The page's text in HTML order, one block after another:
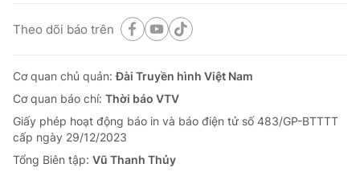
Giải sao mai
Âm nhạc
Du lịch
Làm đẹp
Chất lượng cuộc sống
Tuyển sinh
Học trực tuyến
Công nghệ
Hitech Công nghệ tương lai
Sản phẩm
Giao lưu trực tuyến
Theo dõi báo trên
Cơ quan chủ quản:Đài Truyền hình Việt Nam
Cơ quan báo chí: Thời báo VTV
Giấy phép hoạt động báo in và báo điện tử số 483/GP-BTTTT
cấp ngày 29/12/2023
Tổng Biên tập: Vũ Thanh Thủy